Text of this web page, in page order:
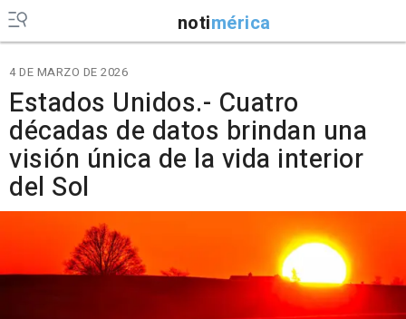
notimérica
4 DE MARZO DE 2026
Estados Unidos.- Cuatro
décadas de datos brindan una
visión única de la vida interior
del Sol